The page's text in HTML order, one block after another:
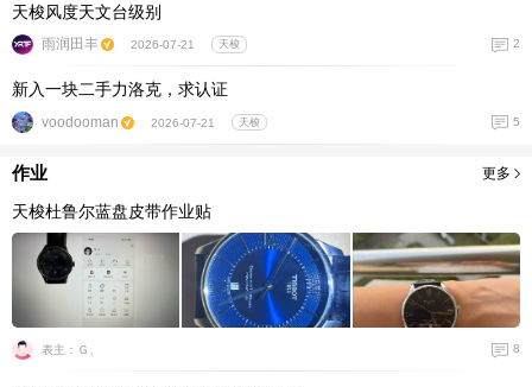
天梭风度天文台级别
雨润田丰 2026-07-21 天梭 2
新入一块二手力洛克，求认证
voodooman 2026-07-21 天梭 5
作业 更多
天梭杜鲁尔蓝盘皮带作业贴
表主：Ｇ、 8